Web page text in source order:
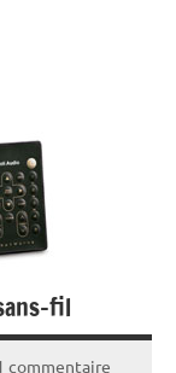
fil
commentaire